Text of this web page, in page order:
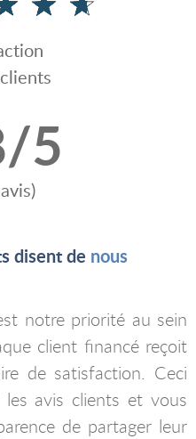
5
avis)
disent de nous
notre priorité au sein
client financé reçoit
de satisfaction. Ceci
avis clients et vous
de partager leur